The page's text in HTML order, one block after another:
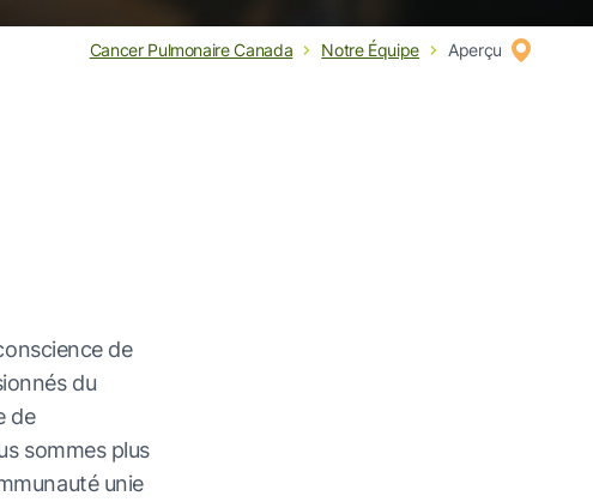
Cancer Pulmonaire Canada Notre Équipe Aperçu
de
du
de
sommes plus
unie